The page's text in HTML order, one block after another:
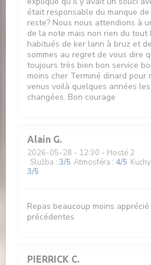
était responsable du manque
reste? Nous nous attendions à
de la note mais non rien du tout
habitués de ker lann à bruz et
sommes au regret de vous dire
toujours très bien bon service
moins cher Terminé dinard pour
venus voilà quelques années
changées. Bon courage
Alain G
2026-05-28 - 12:30 - Hosté 2
Služba : 3/5 Atmosféra : 4/5
3/5
Repas beaucoup moins
précédentes
PIERRICK C